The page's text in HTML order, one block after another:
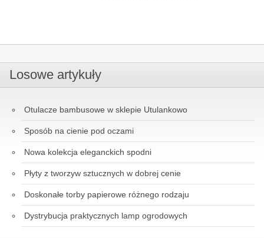
Losowe artykuły
Otulacze bambusowe w sklepie Utulankowo
Sposób na cienie pod oczami
Nowa kolekcja eleganckich spodni
Płyty z tworzyw sztucznych w dobrej cenie
Doskonałe torby papierowe różnego rodzaju
Dystrybucja praktycznych lamp ogrodowych